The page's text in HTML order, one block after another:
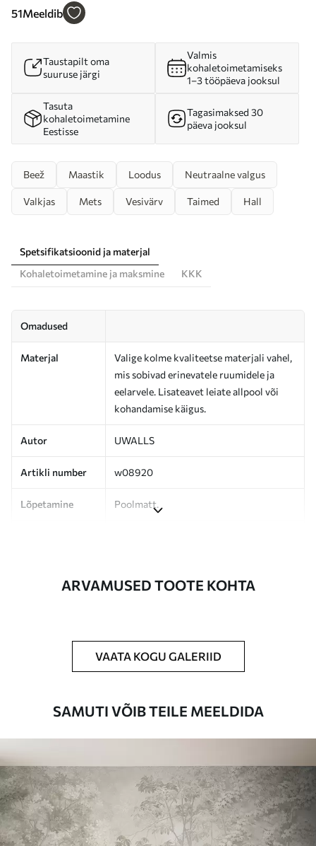
lähedal jõe ja pilvine taevas, loodus kunsti seepia
51Meeldib
Taustapilt oma
suuruse järgi
Valmis
kohaletoimetamiseks
1–3 tööpäeva jooksul
Tasuta
kohaletoimetamine
Eestisse
Tagasimaksed 30
päeva jooksul
Beež Maastik Loodus Neutraalne valgus
Valkjas Mets Vesivärv Taimed Hall
Spetsifikatsioonid ja materjal
Kohaletoimetamine ja maksmine
KKK
Omadused
Materjal
Valige kolme kvaliteetse materjali vahel,
mis sobivad erinevatele ruumidele ja
eelarvele. Lisateavet leiate allpool või
kohandamise käigus.
Autor UWALLS
Artikli number w08920
Lõpetamine Poolmatt.
käsnaga. Lakkviimistlusega tapeedid
Saadaolevad materjalid
Standard
44.98 26.99€/m²
ARVAMUSED TOOTE KOHTA
VAATA KOGU GALERIID
SAMUTI VÕIB TEILE MEELDIDA